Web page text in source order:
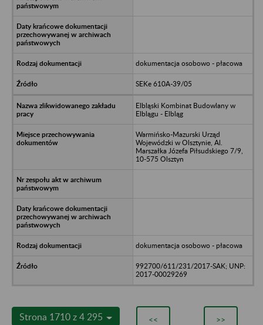
dokumentacja osobowo - płacowa
SEKe 610A-39/05
Elbląski Kombinat Budowlany w
Elblągu - Elbląg
Warmińsko-Mazurski Urząd
Wojewódzki w Olsztynie, Al.
Marszałka Józefa Piłsudskiego 7/9,
10-575 Olsztyn
dokumentacja osobowo - płacowa
992700/611/231/2017-SAK; UNP:
2017-00029269
Strona 1710 z 4 295 << >>